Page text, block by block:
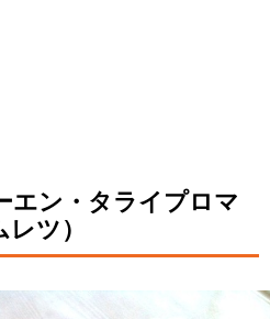
エン・タライプロマ
ツ）